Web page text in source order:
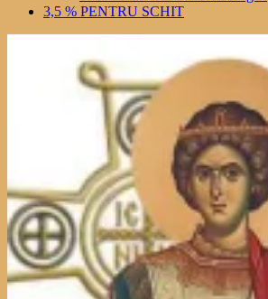
3,5 % PENTRU SCHIT